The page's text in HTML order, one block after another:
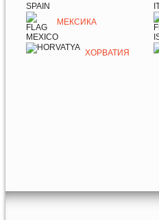
МЕКСИКА
ХОРВАТИЯ